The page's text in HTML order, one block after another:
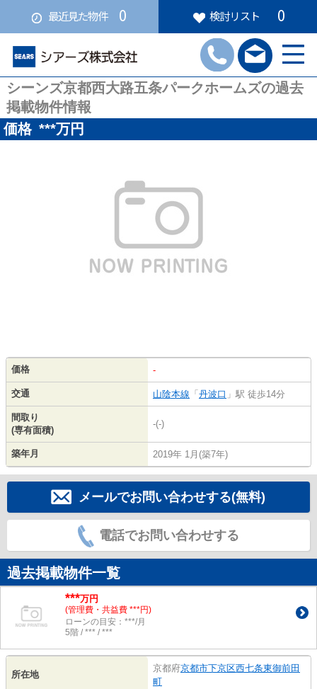
最近見た物件 0 検討リスト 0
シーンズ京都西大路五条パークホームズの過去
掲載物件情報
価格 ***万円
価格 -
交通 山陰本線 「丹波口 」駅 徒歩14分
間取り
(専有面積)
-(-)
築年月 2019年 1月(築7年)
メールでお問い合わせする(無料)
電話でお問い合わせする
過去掲載物件一覧
***万円
(管理費・共益費 ***円)
ローンの目安：***/月
5階 / *** / ***
所在地
京都府京都市下京区西七条東御前田
町